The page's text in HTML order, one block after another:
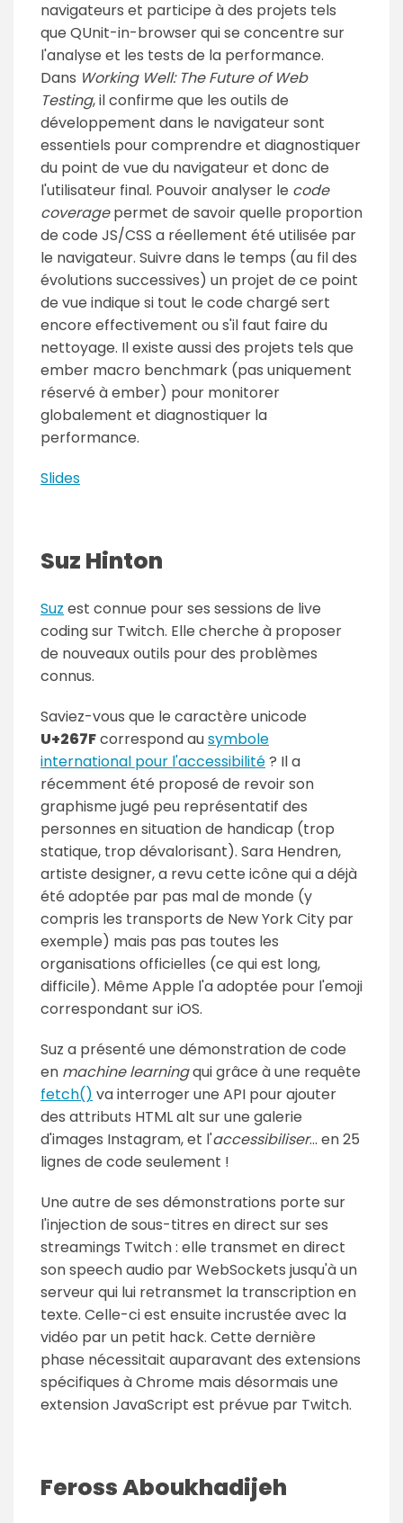
navigateurs et participe à des projets tels
que QUnit-in-browser qui se concentre sur
l'analyse et les tests de la performance.
Dans Working Well: The Future of Web
Testing, il confirme que les outils de
développement dans le navigateur sont
essentiels pour comprendre et diagnostiquer
du point de vue du navigateur et donc de
l'utilisateur final. Pouvoir analyser le code
coveragepermet de savoir quelle proportion
de code JS/CSS a réellement été utilisée par
le navigateur. Suivre dans le temps (au fil des
évolutions successives) un projet de ce point
de vue indique si tout le code chargé sert
encore effectivement ou s'il faut faire du
nettoyage. Il existe aussi des projets tels que
ember macro benchmark (pas uniquement
réservé à ember) pour monitorer
globalement et diagnostiquer la
performance.
Slides
Suz Hinton
Suz est connue pour ses sessions de live
coding sur Twitch. Elle cherche à proposer
de nouveaux outils pour des problèmes
connus.
Saviez-vous que le caractère unicode
U+267Fcorrespond ausymbole
international pour l'accessibilité? Il a
récemment été proposé de revoir son
graphisme jugé peu représentatif des
personnes en situation de handicap (trop
statique, trop dévalorisant). Sara Hendren,
artiste designer, a revu cette icône qui a déjà
été adoptée par pas mal de monde (y
compris les transports de New York City par
exemple) mais pas pas toutes les
organisations officielles (ce qui est long,
difficile). Même Apple l'a adoptée pour l'emoji
correspondant sur iOS.
Suz a présenté une démonstration de code
en machine learningqui grâce à une requête
fetch() va interroger une API pour ajouter
des attributs HTML alt sur une galerie
d'images Instagram, et l'accessibiliser... en 25
lignes de code seulement !
Une autre de ses démonstrations porte sur
l'injection de sous-titres en direct sur ses
streamings Twitch : elle transmet en direct
son speech audio par WebSockets jusqu'à un
serveur qui lui retransmet la transcription en
texte. Celle-ci est ensuite incrustée avec la
vidéo par un petit hack. Cette dernière
phase nécessitait auparavant des extensions
spécifiques à Chrome mais désormais une
extension JavaScript est prévue par Twitch.
Feross Aboukhadijeh